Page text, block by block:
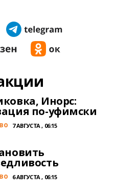
Инорс:
по-уфимски
7 АВГУСТА , 06:15
6 АВГУСТА , 06:15